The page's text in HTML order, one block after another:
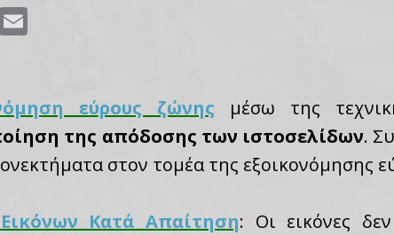
Mastodon
εύρους ζώνης μέσω της
της απόδοσης των ιστοσελίδων.
στον τομέα της εξοικονόμησης
Κατά Απαίτηση: Οι εικόνες